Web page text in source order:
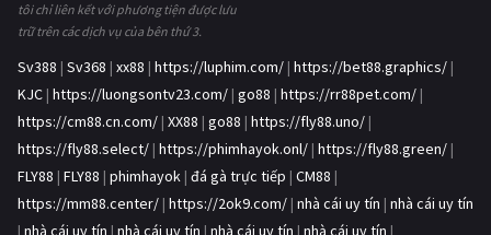
tôi chỉ liên kết với phương tiện được lưu
trữ trên các dịch vụ của bên thứ 3.
Sv388 | Sv368 | xx88 | https://luphim.com/ | https://bet88.graphics/ |
KJC | https://luongsontv23.com/ | go88 | https://rr88pet.com/ |
https://cm88.cn.com/ | XX88 | go88 | https://fly88.uno/ |
https://fly88.select/ | https://phimhayok.onl/ | https://fly88.green/ |
FLY88 | FLY88 | phimhayok | đá gà trực tiếp | CM88 |
https://mm88.center/ | https://2ok9.com/ | nhà cái uy tín | nhà cái uy tín
| nhà cái uy tín | nhà cái uy tín | nhà cái uy tín | nhà cái uy tín |